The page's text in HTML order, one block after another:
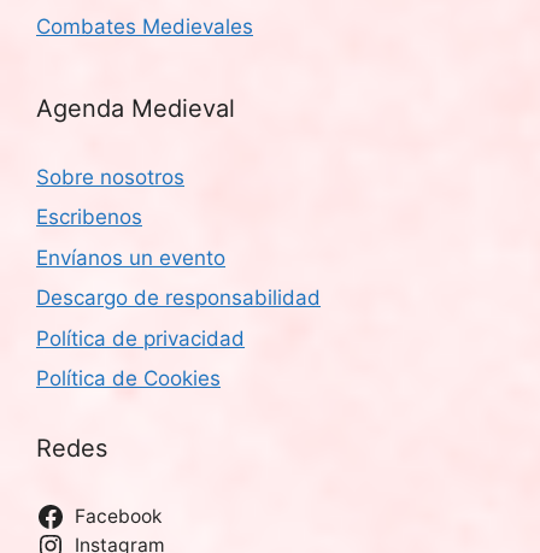
Combates Medievales
Agenda Medieval
Sobre nosotros
Escribenos
Envíanos un evento
Descargo de responsabilidad
Política de privacidad
Política de Cookies
Redes
Facebook
Instagram